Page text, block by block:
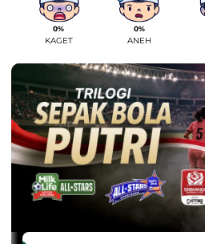
0%
KAGET
0%
ANEH